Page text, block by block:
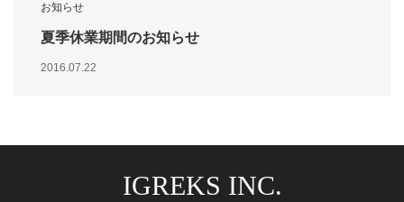
お知らせ
夏季休業期間のお知らせ
2016.07.22
IGREKS INC.